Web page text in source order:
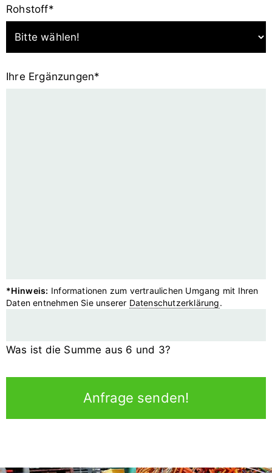
Pflichtfeld
Rohstoff*
Pflichtfeld
Ihre Ergänzungen*
*Hinweis: Informationen zum vertraulichen Umgang mit Ihren
Daten entnehmen Sie unserer Datenschutzerklärung.
Was ist die Summe aus 6 und 3?
Anfrage senden!